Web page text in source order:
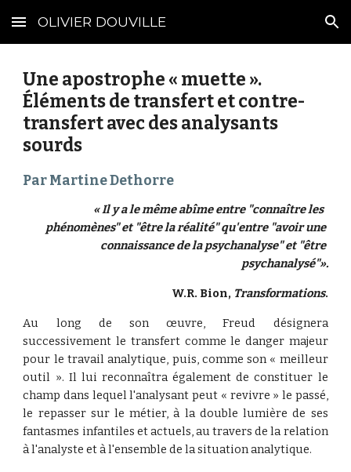
Skip to main content Skip to navigation
OLIVIER DOUVILLE
Une apostrophe « muette ».
Éléments de transfert et contre-
transfert avec des analysants
sourds
Par Martine Dethorre
« Il y a le même abîme entre "connaître les
phénomènes" et "être la réalité" qu'entre "avoir une
connaissance de la psychanalyse" et "être
psychanalysé"».
W.R. Bion, Transformations.
Au long de son œuvre, Freud désignera
successivement le transfert comme le danger majeur
pour le travail analytique, puis, comme son « meilleur
outil ». Il lui reconnaîtra également de constituer le
champ dans lequel l'analysant peut « revivre » le passé,
le repasser sur le métier, à la double lumière de ses
fantasmes infantiles et actuels, au travers de la relation
à l'analyste et à l'ensemble de la situation analytique.